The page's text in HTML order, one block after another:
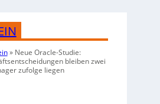
» Neue Oracle-Studie:
bleiben zwei
zufolge liegen